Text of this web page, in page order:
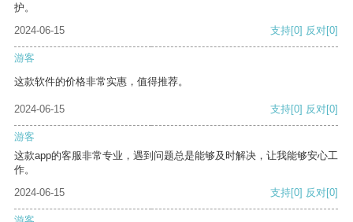
护。
2024-06-15
支持[0] 反对[0]
游客
这款软件的价格非常实惠，值得推荐。
2024-06-15 支持[0] 反对[0]
游客
这款app的客服非常专业，遇到问题总是能够及时解决，让我能够安心工
作。
2024-06-15
支持[0] 反对[0]